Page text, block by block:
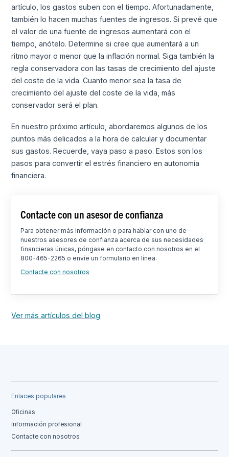
artículo, los gastos suben con el tiempo. Afortunadamente,
también lo hacen muchas fuentes de ingresos. Si prevé que
el valor de una fuente de ingresos aumentará con el
tiempo, anótelo. Determine si cree que aumentará a un
ritmo mayor o menor que la inflación normal. Siga también la
regla conservadora con las tasas de crecimiento del ajuste
del coste de la vida. Cuanto menor sea la tasa de
crecimiento del ajuste del coste de la vida, más
conservador será el plan.
En nuestro próximo artículo, abordaremos algunos de los
puntos más delicados a la hora de calcular y documentar
sus gastos. Recuerde, vaya paso a paso. Estos son los
pasos para convertir el estrés financiero en autonomía
financiera.
Contacte con un asesor de confianza
Para obtener más información o para hablar con uno de
nuestros asesores de confianza acerca de sus necesidades
financieras únicas, póngase en contacto con nosotros en el
800-465-2265 o envíe un formulario en línea.
Contacte con nosotros
Ver más artículos del blog
Enlaces populares
Oficinas
Información profesional
Contacte con nosotros